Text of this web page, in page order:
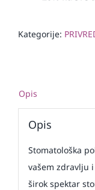
Kategorije:
Opis
Opis
Stomatološka
vašem zdravlju
širok spektar